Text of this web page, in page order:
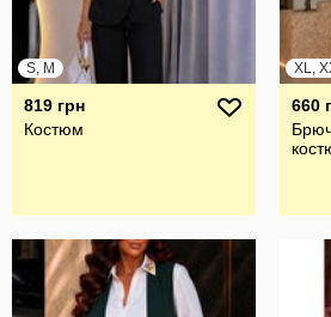
S, M
819 грн
Костюм
XL,
660